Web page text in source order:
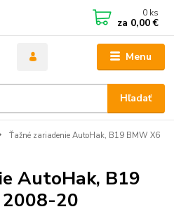
Menu
Hľadať
0 ks
za 0,00 €
Ťažné zariadenie AutoHak, B19 BMW X6
AutoHak, B19
20